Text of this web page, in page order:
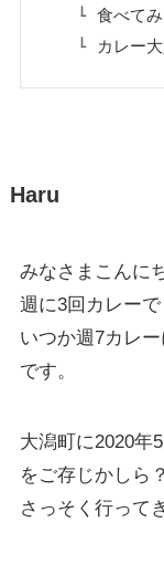
食べてみ
カレー
Haru
みなさまこんに
週に3回カレーで
いつか週7カレ
です。
大潟町に2020年
をご存じかしら？
さっそく行って